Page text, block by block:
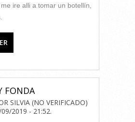
ire alli a tomar un botellín,
FONDA
SILVIA (NO VERIFICADO)
2019 - 21:52.